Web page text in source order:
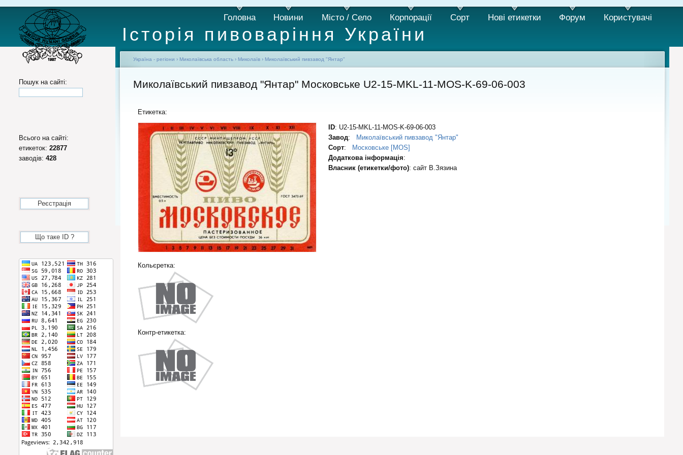
Історія пивоваріння України
Головна Новини Місто / Село Корпорації Сорт Нові етикетки Форум Користувачi
Пошук на сайті:
Всього на сайті:
етикеток: 22877
заводів: 428
Реєстрація
Що таке ID ?
Україна - регіони › Миколаївська область › Миколаїв › Миколаївський пивзавод "Янтар"
Миколаївський пивзавод "Янтар" Московське U2-15-MKL-11-MOS-K-69-06-003
Етикетка:
Кольєретка:
Контр-етикетка:
ID: U2-15-MKL-11-MOS-K-69-06-003
Завод:
Миколаївський пивзавод "Янтар"
Сорт:
Московське [MOS]
Додаткова інформація:
Власник (етикетки/фото): сайт В.Зязина